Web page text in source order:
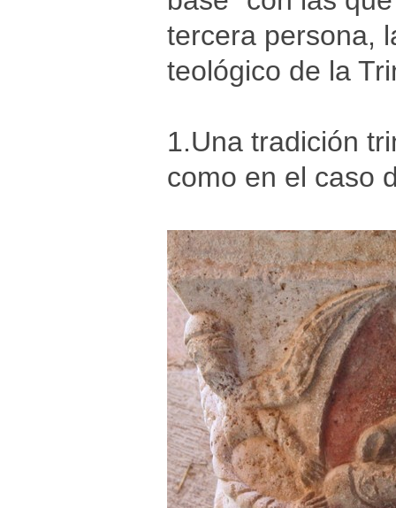
tercera persona,
teológico de la
1.Una tradición
como en el caso